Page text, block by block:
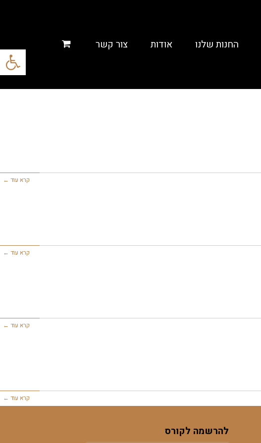
פתח החנות שלנו אודות צור קשר
קרא עוד ←
קרא עוד ←
קרא עוד ←
קרא עוד ←
להרשמה לקורס